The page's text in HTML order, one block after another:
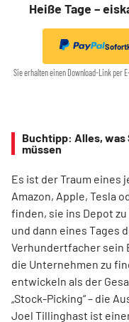
Heiße Tage –
Sie erhalten einen Download-Link per
Buchtipp: Alles,
müssen
Es ist der Traum eines
Amazon, Apple, Tesla
finden, sie ins Depot
und dann eines Tages
Verhundertfacher sein
die Unternehmen zu
entwickeln als der
„Stock-Picking“ – die
Joel Tillinghast ist